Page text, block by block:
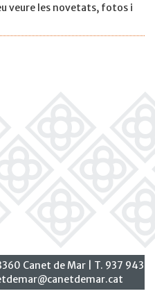
veure les novetats, fotos i
Canet de Mar | T. 937 943